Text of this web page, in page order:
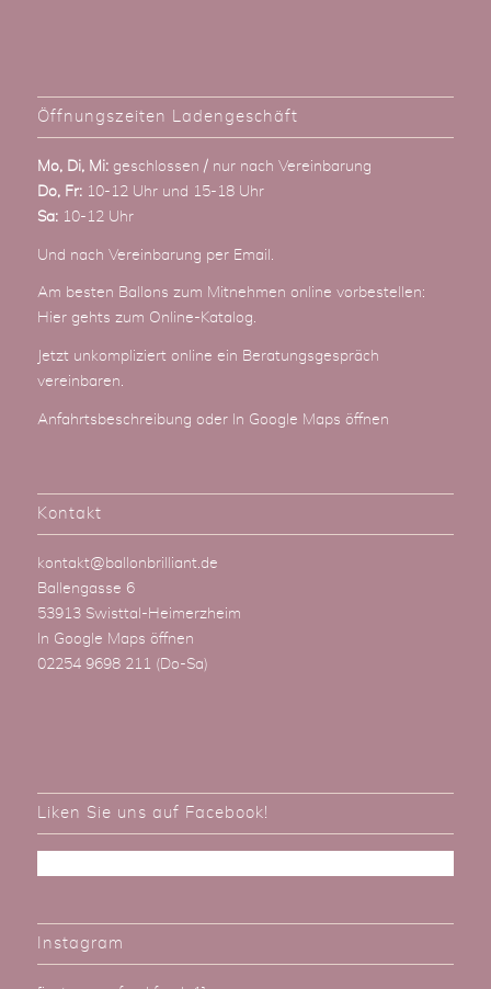
Öffnungszeiten Ladengeschäft
Mo, Di, Mi:geschlossen / nur nach Vereinbarung
Do, Fr:10-12 Uhr und 15-18 Uhr
Sa:10-12 Uhr
Und nach Vereinbarung per Email
Am besten Ballons zum Mitnehmen online vorbestellen:
Hier gehts zum Online-Katalog.
Jetzt unkompliziert online ein Beratungsgespräch
vereinbaren.
Anfahrtsbeschreibung oder In Google Maps öffnen
Kontakt
kontakt@ballonbrilliant.de
Ballengasse 6
53913 Swisttal-Heimerzheim
In Google Maps öffnen
02254 9698 211 (Do-Sa)
Liken Sie uns auf Facebook!
Instagram